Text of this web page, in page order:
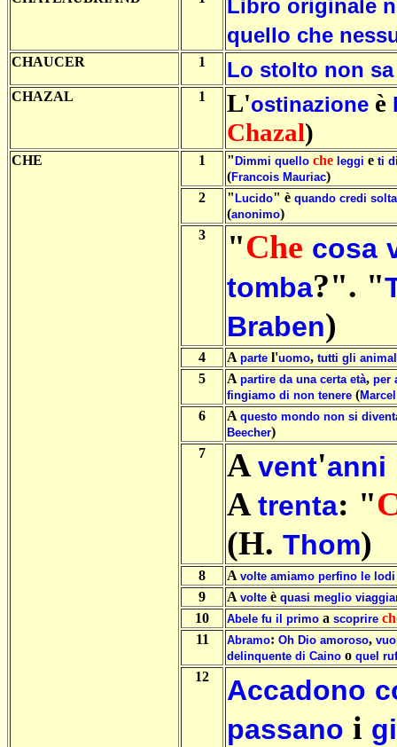
Libro originale
quello che
CHAUCER 1 Lo stolto non sa
CHAZAL 1 L'ostinazione è
Chazal)
CHE 1 " Dimmi quello che leggi e ti
(Francois Mauriac)
2
" Lucido" è quando credi
(anonimo)
3
"Che cosa
tomba?". "
Braben)
4 A parte l'uomo, tutti gli
5 A partire da una certa età, per
fingiamo di non tenere (Marcel
6 A questo mondo non si
Beecher)
7
A vent'anni
A trenta: "
(H. Thom)
8 A volte amiamo perfino le lodi
9 A volte è quasi meglio
10 Abele fu il primo a scoprire
11
Abramo: Oh Dio amoroso,
delinquente di Caino o quel
12 Accadono
passano i